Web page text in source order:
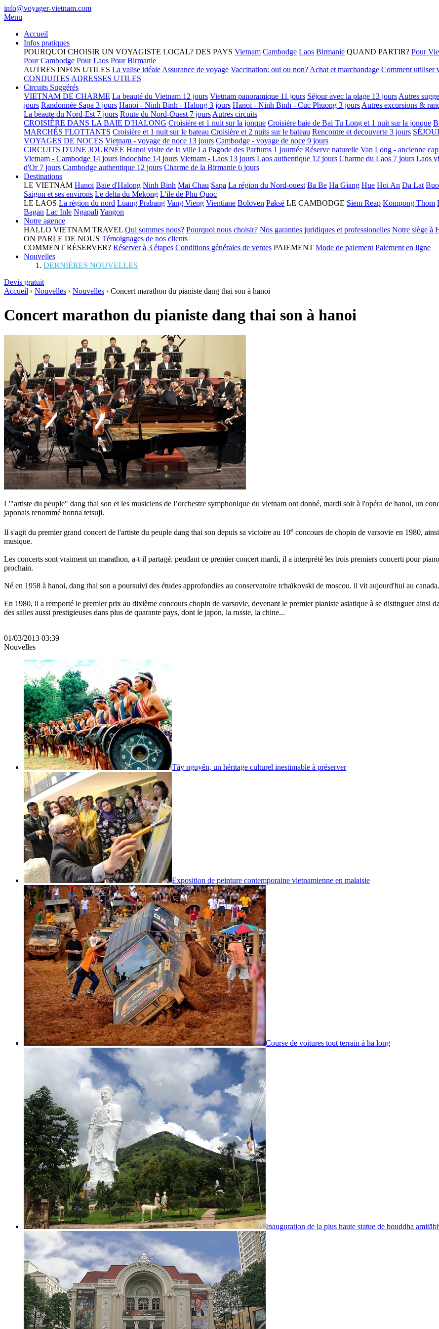
info@voyager-vietnam.com
Menu
Accueil
Infos pratiques
POURQUOI CHOISIR UN VOYAGISTE LOCAL? DES PAYS Vietnam Cambodge Laos Birmanie QUAND PARTIR? Pour
Pour Cambodge Pour Laos Pour Birmanie
AUTRES INFOS UTILES La valise idéale Assurance de voyage Vaccination: oui ou non? Achat et marchandage Comment utiliser
CONDUITES ADRESSES UTILES
Circuits Suggérés
VIETNAM DE CHARME La beauté du Vietnam 12 jours Vietnam panoramique 11 jours Séjour avec la plage 13 jours Autres
jours Randonnée Sapa 3 jours Hanoi - Ninh Binh - Halong 3 jours Hanoi - Ninh Binh - Cuc Phuong 3 jours Autres excursions &
La beaute du Nord-Est 7 jours Route du Nord-Ouest 7 jours Autres circuits
CROISIÈRE DANS LA BAIE D'HALONG Croisière et 1 nuit sur la jonque Croisière baie de Bai Tu Long et 1 nuit sur la jonque
MARCHÉS FLOTTANTS Croisière et 1 nuit sur le bateau Croisière et 2 nuits sur le bateau Rencontre et decouverte 3 jours
VOYAGES DE NOCES Vietnam - voyage de noce 13 jours Cambodge - voyage de noce 9 jours
CIRCUITS D'UNE JOURNÉE Hanoi visite de la ville La Pagode des Parfums 1 journée Réserve naturelle Van Long - ancienne
Vietnam - Cambodge 14 jours Indochine 14 jours Vietnam - Laos 13 jours Laos authentique 12 jours Charme du Laos 7 jours Laos
d'Or 7 jours Cambodge authentique 12 jours Charme de la Birmanie 6 jours
Destinations
LE VIETNAM Hanoi Baie d'Halong Ninh Binh Mai Chau Sapa La région du Nord-ouest Ba Be Ha Giang Hue Hoi An Da Lat
Saigon et ses environs Le delta du Mekong L'ile de Phu Quoc
LE LAOS La région du nord Luang Prabang Vang Vieng Vientiane Boloven Paksé LE CAMBODGE Siem Reap Kompong Thom
Bagan Lac Inle Ngapali Yangon
Notre agence
HALLO VIETNAM TRAVEL Qui sommes nous? Pourquoi nous choisir? Nos garanties juridiques et professionelles Notre siège à
ON PARLE DE NOUS Témoignages de nos clients
COMMENT RÉSERVER? Réserver à 3 étapes Conditions générales de ventes PAIEMENT Mode de paiement Paiement en ligne
Nouvelles
DERNIÈRES NOUVELLES
Devis gratuit
Accueil › Nouvelles › Nouvelles › Concert marathon du pianiste dang thai son à hanoi
Concert marathon du pianiste dang thai son à hanoi
L'"artiste du peuple" dang thai son et les musiciens de l’orchestre symphonique du vietnam ont donné, mardi soir à l'opéra de hanoi, un
japonais renommé honna tetsuji.
Il s'agit du premier grand concert de l'artiste du peuple dang thai son depuis sa victoire au 10e concours de chopin de varsovie en 1980,
musique.
Les concerts sont vraiment un marathon, a-t-il partagé. pendant ce premier concert mardi, il a interprété les trois premiers concerti pour
prochain.
Né en 1958 à hanoi, dang thai son a poursuivi des études approfondies au conservatoire tchaïkovski de moscou. il vit aujourd'hui au canada.
En 1980, il a remporté le premier prix au dixième concours chopin de varsovie, devenant le premier pianiste asiatique à se distinguer ainsi
des salles aussi prestigieuses dans plus de quarante pays, dont le japon, la russie, la chine...
01/03/2013 03:39
Nouvelles
Tây nguyên, un héritage culturel inestimable à préserver
Exposition de peinture contemporaine vietnamienne en malaisie
Course de voitures tout terrain à ha long
Inauguration de la plus haute statue de bouddha